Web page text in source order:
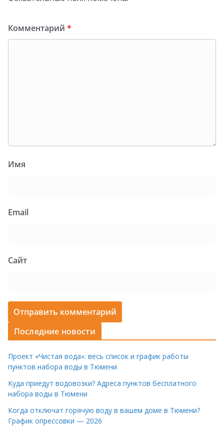
Комментарий *
Имя
Email
Сайт
Последние новости
Проект «Чистая вода»: весь список и график работы
пунктов набора воды в Тюмени
Куда приедут водовозки? Адреса пунктов бесплатного
набора воды в Тюмени
Когда отключат горячую воду в вашем доме в Тюмени?
График опрессовки — 2026